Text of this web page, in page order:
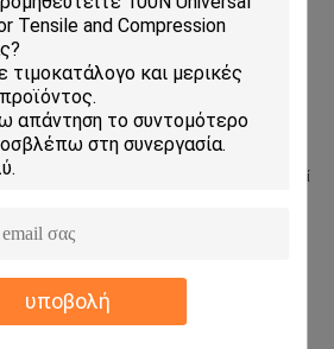
υποβολή
RS-8309
τη δαντέλα κάτω από την αμοιβαία
για να δοκιμάσει τη μακροζωία.Η κινητή
με ταχύτητα 60r/min για να δημιουργηθεί
35mmΗ δοκιμή δεν εκτελείται μέχρι το
ονομαστικούς κύκλους.